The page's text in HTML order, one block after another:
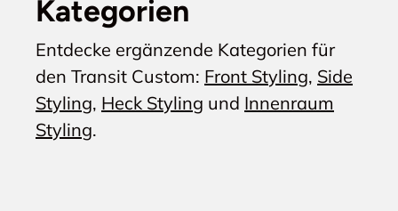
Kategorien
Entdecke ergänzende Kategorien für
den Transit Custom: Front Styling, Side
Styling, Heck Styling und Innenraum
Styling.